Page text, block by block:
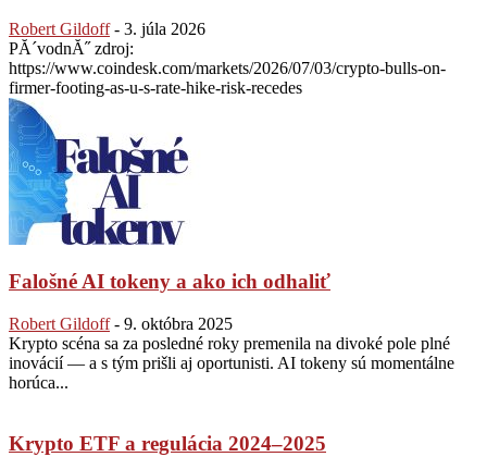
Robert Gildoff - 3. júla 2026
PĂ´vodnĂ˝ zdroj:
https://www.coindesk.com/markets/2026/07/03/crypto-bulls-on-
firmer-footing-as-u-s-rate-hike-risk-recedes
Falošné AI tokeny a ako ich odhaliť
Robert Gildoff - 9. októbra 2025
Krypto scéna sa za posledné roky premenila na divoké pole plné
inovácií — a s tým prišli aj oportunisti. AI tokeny sú momentálne
horúca...
Krypto ETF a regulácia 2024–2025